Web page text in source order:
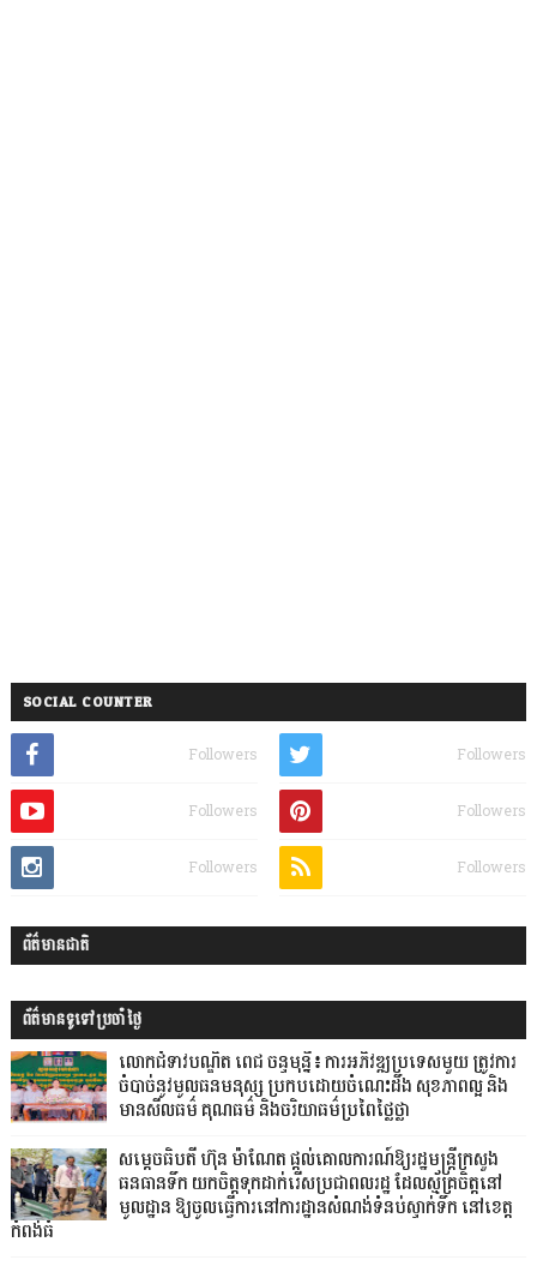
SOCIAL COUNTER
Followers
Followers
Followers Followers
Followers Followers
ព័ត៌មានជាតិ
ព័ត៌មានទូទៅប្រចាំថ្ងៃ
លោកជំទាវបណ្ឌិត ពេជ ចន្ទមុន្នី៖ ការអភិវឌ្ឍប្រទេសមួយ ត្រូវការ
ចំបាច់នូវមូលធនមនុស្ស ប្រកបដោយចំណេះដឹង សុខភាពល្អ និង
មានសីលធម៌ គុណធម៌ និងចរិយាធម៌ប្រពៃថ្លៃថ្លា
សម្តេចធិបតី ហ៊ុន ម៉ាណែត ផ្តល់គោលការណ៍ឱ្យរដ្ឋមន្ត្រីក្រសួង
ធនធានទឹក យកចិត្តទុកដាក់រើសប្រជាពលរដ្ឋ ដែលស្ម័គ្រចិត្តនៅ
មូលដ្ឋាន ឱ្យចូលធ្វើការនៅការដ្ឋានសំណង់ទំនប់ស្ទាក់ទឹក នៅខេត្ត
កំពង់ធំ